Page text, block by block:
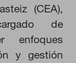
(CEA),
de
enfoques
y gestión